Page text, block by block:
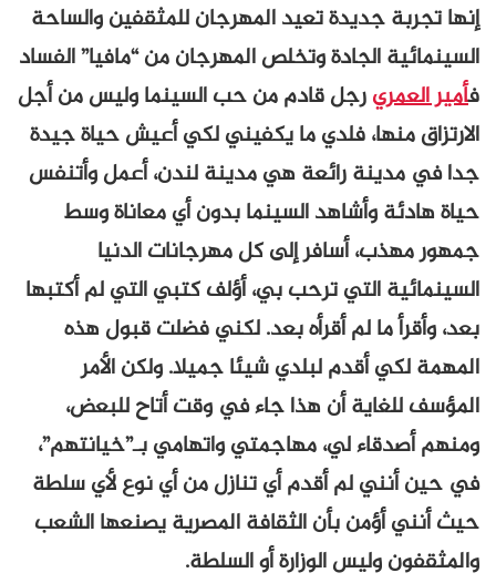
إنها تجربة جديدة تعيد المهرجان للمثقفين والساحة
السينمائية الجادة وتخلص المهرجان من “مافيا” الفساد
فأمير العمريرجل قادم من حب السينما وليس من أجل
الارتزاق منها، فلدي ما يكفيني لكي أعيش حياة جيدة
جدا في مدينة رائعة هي مدينة لندن، أعمل وأتنفس
حياة هادئة وأشاهد السينما بدون أي معاناة وسط
جمهور مهذب، أسافر إلى كل مهرجانات الدنيا
السينمائية التي ترحب بي، أؤلف كتبي التي لم أكتبها
بعد، وأقرأ ما لم أقرأه بعد. لكني فضلت قبول هذه
المهمة لكي أقدم لبلدي شيئا جميلا. ولكن الأمر
المؤسف للغاية أن هذا جاء في وقت أتاح للبعض،
ومنهم أصدقاء لي، مهاجمتي واتهامي بـ”خيانتهم”،
في حين أنني لم أقدم أي تنازل من أي نوع لأي سلطة
حيث أنني أؤمن بأن الثقافة المصرية يصنعها الشعب
والمثقفون وليس الوزارة أو السلطة.